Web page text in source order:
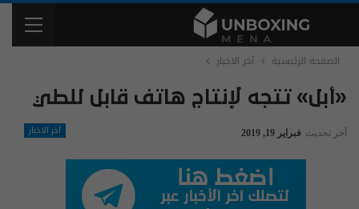
الصفحة الرئيسية آخر الاخبار
«أبل» تتجه لإنتاج هاتف قابل للطي
آخر الاخبار آخر تحديث فبراير 19, 2019